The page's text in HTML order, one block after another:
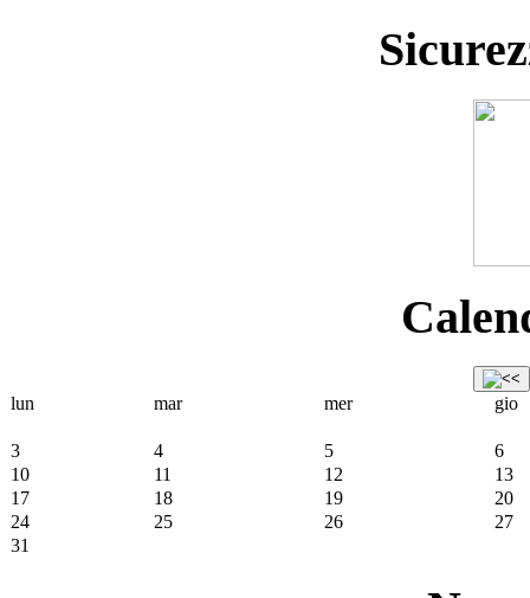
lun
mar mer gio
3 4 5
6
10
11 12
13
17
18 19
20
24
25 26
27
31